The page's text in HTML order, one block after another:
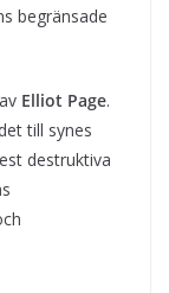
begränsade
Elliot Page.
till synes
destruktiva